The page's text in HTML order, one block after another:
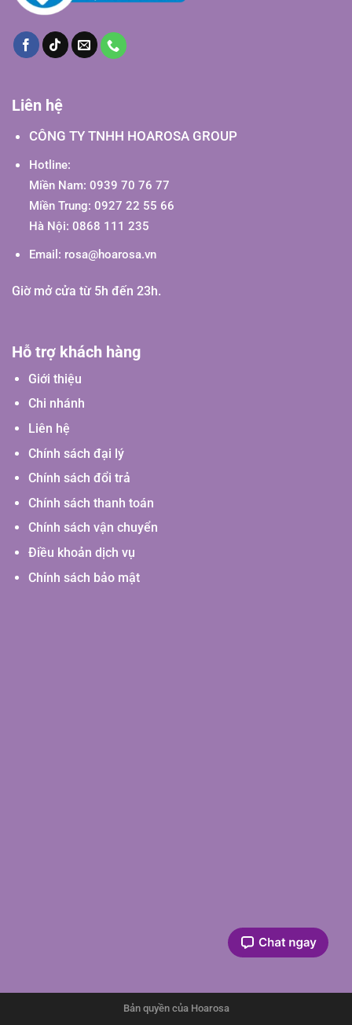
Liên hệ
CÔNG TY TNHH HOAROSA GROUP
Hotline:
Miền Nam: 0939 70 76 77
Miền Trung: 0927 22 55 66
Hà Nội: 0868 111 235
Email: rosa@hoarosa.vn
Giờ mở cửa từ 5h đến 23h.
Hỗ trợ khách hàng
Giới thiệu
Chi nhánh
Liên hệ
Chính sách đại lý
Chính sách đổi trả
Chính sách thanh toán
Chính sách vận chuyển
Điều khoản dịch vụ
Chính sách bảo mật
Bản quyền của Hoarosa